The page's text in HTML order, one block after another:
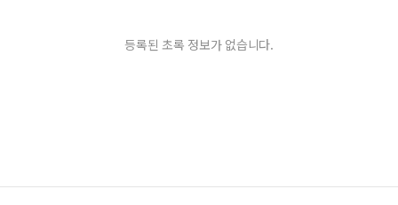
등록된 초록 정보가 없습니다.